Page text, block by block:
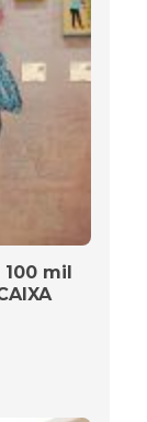
mil